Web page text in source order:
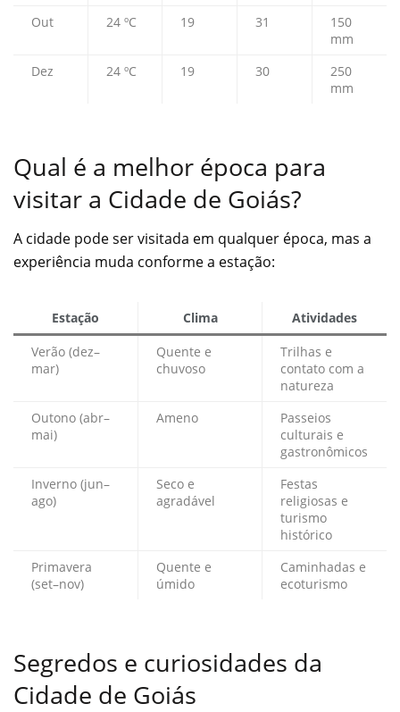
Out
24 ºC 19 31
150
mm
Dez
24 ºC 19 30
250
mm
Qual é a melhor época para
visitar a Cidade de Goiás?
A cidade pode ser visitada em qualquer época, mas a
experiência muda conforme a estação:
Estação Clima
Atividades
Verão (dez–
mar)
Quente e
chuvoso
Trilhas e
contato com a
natureza
Outono (abr–
mai)
Ameno
Passeios
culturais e
gastronômicos
Inverno (jun–
ago)
Seco e
agradável
Festas
religiosas e
turismo
histórico
Primavera
(set–nov)
Quente e
úmido
Caminhadas e
ecoturismo
Segredos e curiosidades da
Cidade de Goiás